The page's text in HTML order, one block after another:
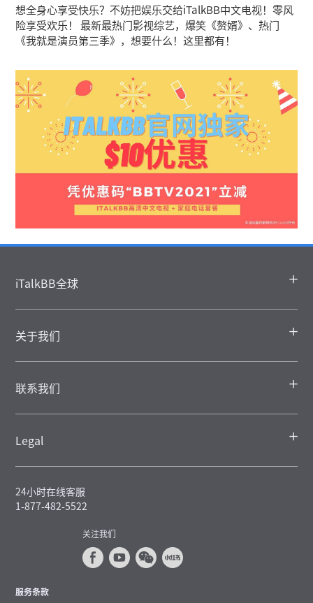
想全身心享受快乐？不妨把娱乐交给iTalkBB中文电视！零风
险享受欢乐！ 最新最热门影视综艺，爆笑《赘婿》、热门
《我就是演员第三季》，想要什么！这里都有！
iTalkBB全球
关于我们
联系我们
Legal
24小时在线客服
1-877-482-5522
关注我们
服务条款